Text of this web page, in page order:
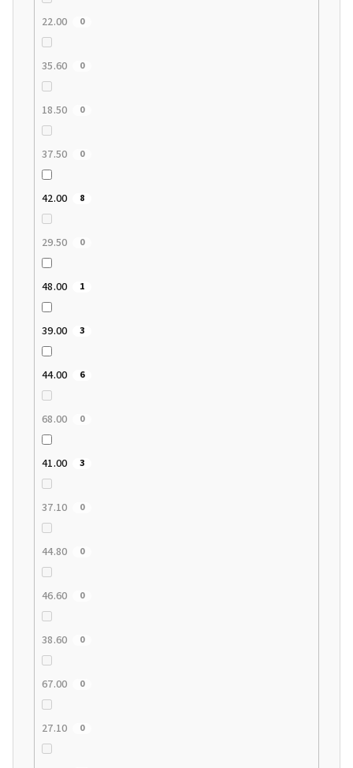
22.00 0
35.60 0
18.50 0
37.50 0
42.00 8
29.50 0
48.00 1
39.00 3
44.00 6
68.00 0
41.00 3
37.10 0
44.80 0
46.60 0
38.60 0
67.00 0
27.10 0